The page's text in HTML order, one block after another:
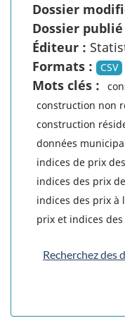
Dossier
Dossier publié
Éditeur :
Formats :
CSV
Mots clés :
construction non
construction
données
indices de prix
indices des prix
indices des prix à
prix et indices
Recherchez des